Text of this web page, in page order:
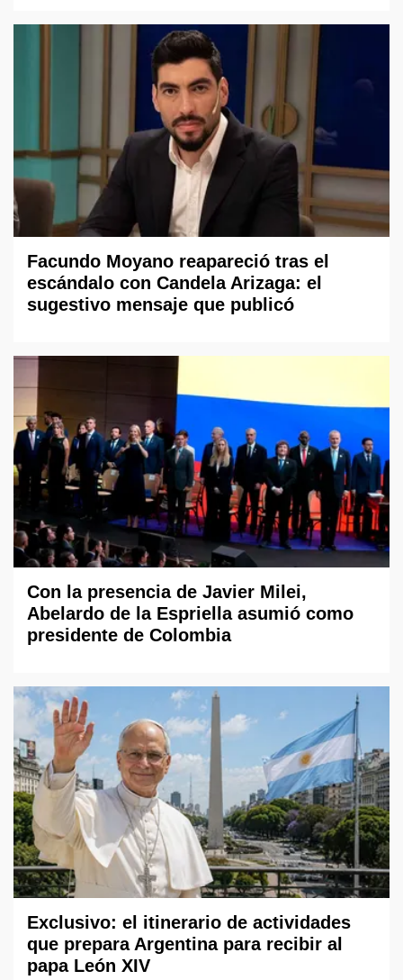
Facundo Moyano reapareció tras el
escándalo con Candela Arizaga: el
sugestivo mensaje que publicó
Con la presencia de Javier Milei,
Abelardo de la Espriella asumió como
presidente de Colombia
Exclusivo: el itinerario de actividades
que prepara Argentina para recibir al
papa León XIV